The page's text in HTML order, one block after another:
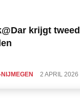
krijgt
2 APRIL 2026